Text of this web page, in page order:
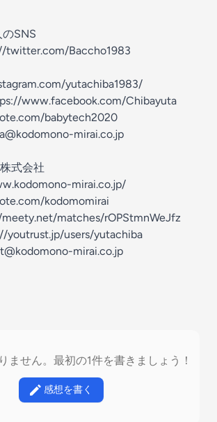
SNS
twitter.com/Baccho1983
yutachiba1983/
www.facebook.com/Chibayuta
babytech2020
mirai.co.jp
式会社
mirai.co.jp/
kodomomirai
matches/rOPStmnWeJfz
youtrust.jp/users/yutachiba
mirai.co.jp
ません。最初の1件を書きましょう！
感想を書く